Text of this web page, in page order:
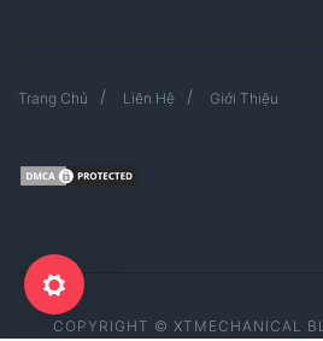
Trang Chủ Liên Hệ Giới Thiệu
COPYRIGHT © XTMECHANICAL